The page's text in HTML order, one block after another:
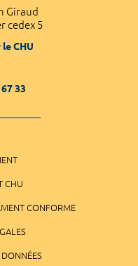
Giraud
cedex 5
CHU
33
CHU
CONFORME